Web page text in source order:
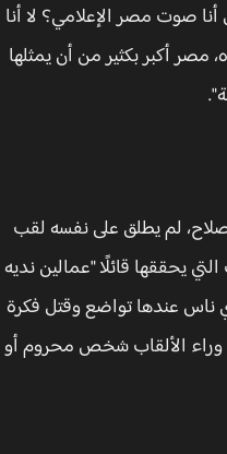
مصر الإعلامي؟ لا أنا
أكبر بكثير من أن يمثلها
لم يطلق على نفسه لقب
يحققها قائلًا "عمالين نديه
عندها تواضع وقتل فكرة
الألقاب شخص محروم أو